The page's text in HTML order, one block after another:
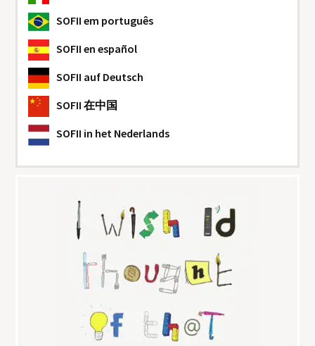
SOFII em português
SOFII en español
SOFII auf Deutsch
SOFII 在中国
SOFII in het Nederlands